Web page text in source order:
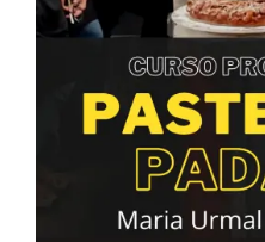
the
page